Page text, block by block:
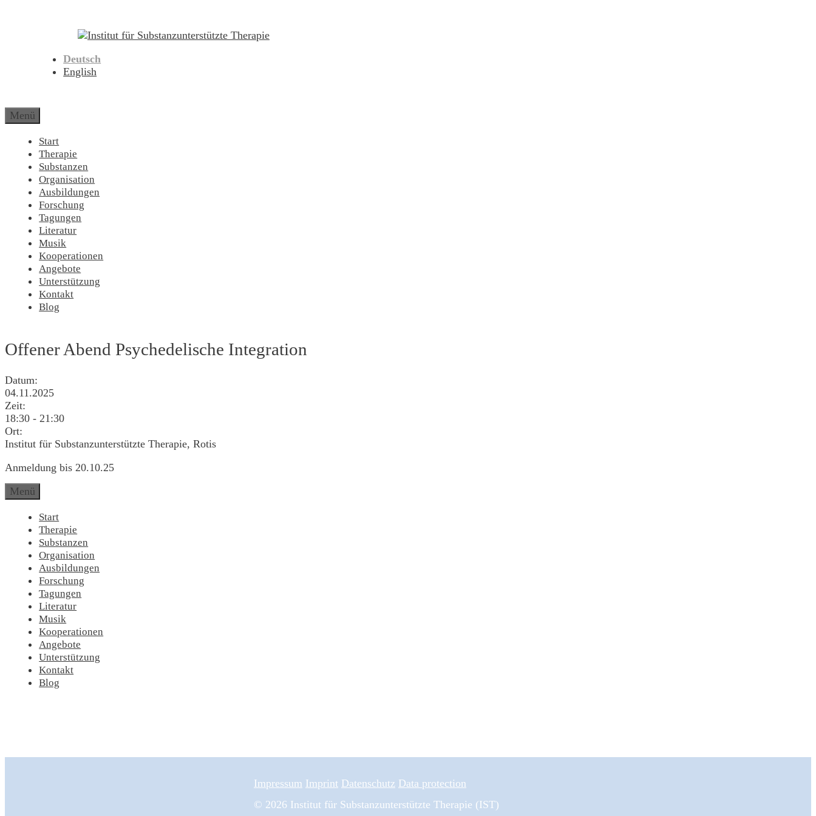
Deutsch
English
Menü
Start
Therapie
Substanzen
Organisation
Ausbildungen
Forschung
Tagungen
Literatur
Musik
Kooperationen
Angebote
Unterstützung
Kontakt
Blog
Offener Abend Psychedelische Integration
Datum:
04.11.2025
Zeit:
18:30 - 21:30
Ort:
Institut für Substanzunterstützte Therapie, Rotis
Anmeldung bis 20.10.25
Menü
Start
Therapie
Substanzen
Organisation
Ausbildungen
Forschung
Tagungen
Literatur
Musik
Kooperationen
Angebote
Unterstützung
Kontakt
Blog
Impressum Imprint Datenschutz Data protection
© 2026 Institut für Substanzunterstützte Therapie (IST)